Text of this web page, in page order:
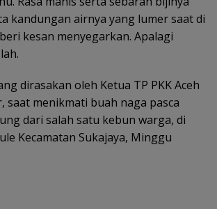
kandungan airnya yang lumer saat di
kesan menyegarkan. Apalagi
dirasakan oleh Ketua TP PKK Aceh
saat menikmati buah naga pasca
dari salah satu kebun warga, di
Kecamatan Sukajaya, Minggu